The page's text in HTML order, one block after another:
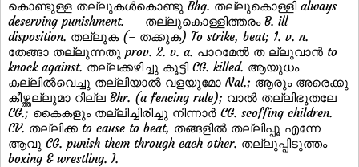
കൊണ്ടുള്ള തല്ലുകള്‍കൊണ്ടു Bhg. തല്ലുകൊള്ളി always
deserving punishment. — തല്ലുകൊള്ളിത്തരം B. ill-
disposition. തല്ലുക (= തക്കുക) To strike, beat; 1. v. n.
തേങ്ങാ തല്ലുന്നതു prov. 2. v. a. പാറമേല്‍ ത ല്ലുവാന്‍ to
knock against. തല്ലക്കഴിച്ചു കൂട്ടി CG. killed. ആയുധം
കല്ലില്‍വെച്ചു തല്ലിയാല്‍ വളയുമോ Nal.; ആരും അരെക്കു
കീഴ്ത്തല്ലുമാ റില്ല Bhr. (a fencing rule); വാല്‍ തല്ലിഭൂതലേ
CG.; കൈകളും തല്ലിച്ചിരിച്ചു നിന്നാര്‍ CG. scoffing children.
CV. തല്ലിക്ക to cause to beat, തങ്ങളില്‍ തല്ലിപ്പൂ എന്നേ
ആവു CG. punish them through each other. തല്ലുപ്പിടുത്തം
boxing & wrestling. I.